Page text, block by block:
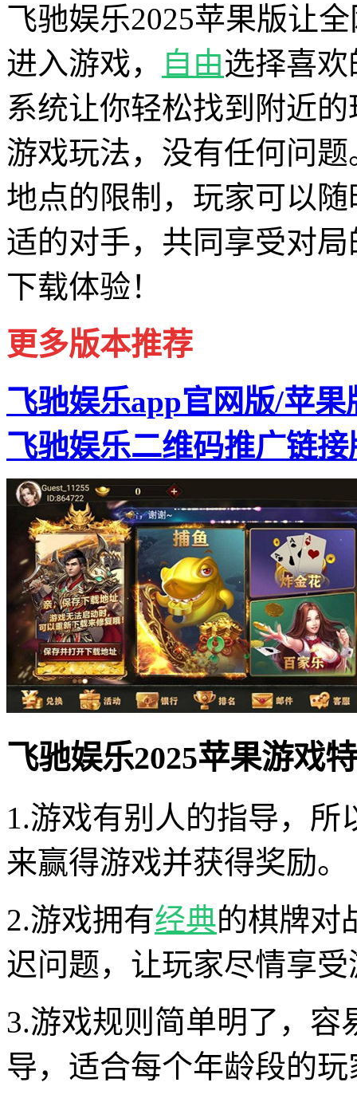
飞驰娱乐2025苹果版让
进入游戏，
自由选择喜
系统让你轻松找到附近
游戏玩法，没有任何问
地点的限制，玩家可以
适的对手，共同享受对局
下载体验！
更多版本推荐
飞驰娱乐app官网版/苹
飞驰娱乐二维码推广链
飞驰娱乐2025苹果游戏
1.游戏有别人的指导，
来赢得游戏并获得奖励。
2.游戏拥有经典的棋牌对
迟问题，让玩家尽情享
3.游戏规则简单明了，容
导，适合每个年龄段的